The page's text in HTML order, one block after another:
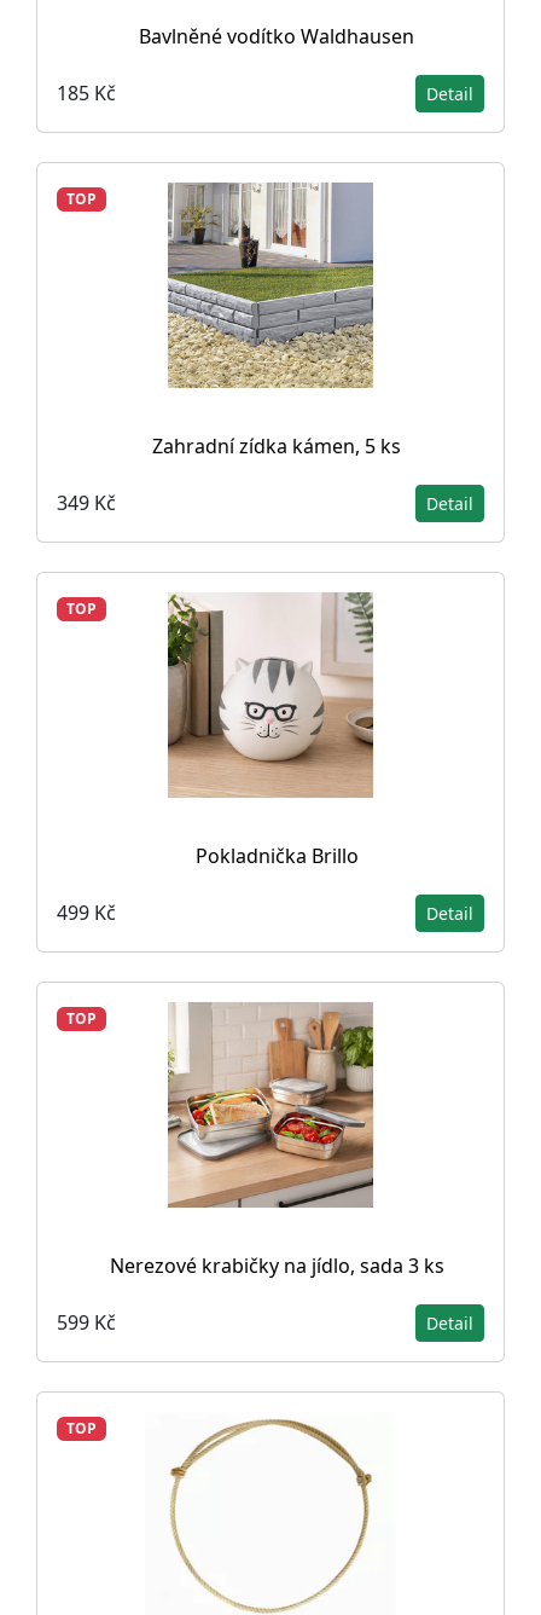
Bavlněné vodítko Waldhausen
185 Kč Detail
TOP
Zahradní zídka kámen, 5 ks
349 Kč Detail
TOP
Pokladnička Brillo
499 Kč Detail
TOP
Nerezové krabičky na jídlo, sada 3 ks
599 Kč Detail
TOP